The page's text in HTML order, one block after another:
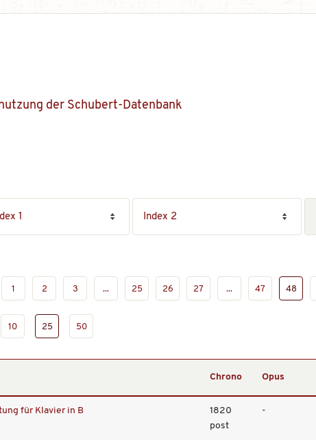
der Schubert-Datenbank
1 2 3 ... 25 26 27 ... 47 48
10 25 50
Chrono Opus
für Klavier in B
1820
post
-